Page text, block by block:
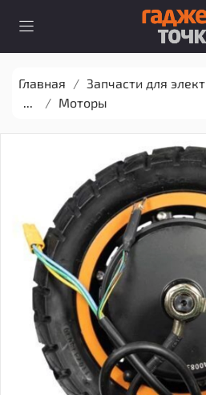
Главная
Запчасти для
...
Моторы